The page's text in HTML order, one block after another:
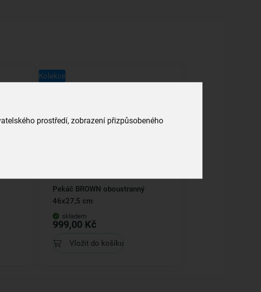
prostředí, zobrazení přizpůsobeného
Kolekce
Pekáč BROWN oboustranný
46x27,5 cm
skladem
999,00 Kč
Vložit do košíku